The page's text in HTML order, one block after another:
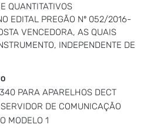
QUANTITATIVOS
EDITAL PREGÃO Nº 052/2016-
VENCEDORA, AS QUAIS
INDEPENDENTE DE
PARA APARELHOS DECT
DE COMUNICAÇÃO
MODELO 1